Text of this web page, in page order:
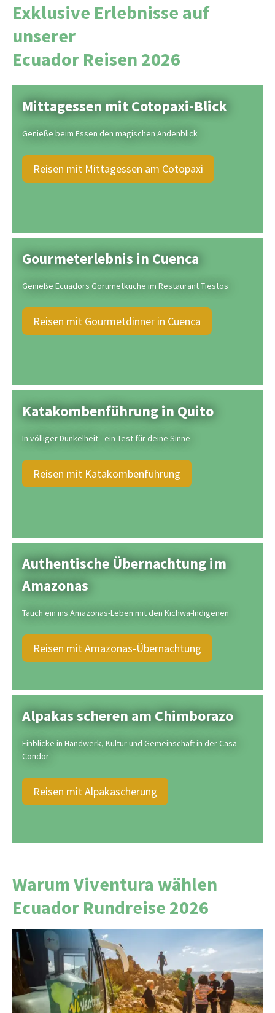
Exklusive Erlebnisse auf
unserer
Ecuador Reisen 2026
Mittagessen mit Cotopaxi-Blick
Genieße beim Essen den magischen Andenblick
Reisen mit Mittagessen am Cotopaxi
Gourmeterlebnis in Cuenca
Genieße Ecuadors Gorumetküche im Restaurant Tiestos
Reisen mit Gourmetdinner in Cuenca
Katakombenführung in Quito
In völliger Dunkelheit - ein Test für deine Sinne
Reisen mit Katakombenführung
Authentische Übernachtung im
Amazonas
Tauch ein ins Amazonas-Leben mit den Kichwa-Indigenen
Reisen mit Amazonas-Übernachtung
Alpakas scheren am Chimborazo
Einblicke in Handwerk, Kultur und Gemeinschaft in der Casa
Condor
Reisen mit Alpakascherung
Warum Viventura wählen
Ecuador Rundreise 2026
Seit über 25 Jahren lassen wir Südamerika-
Träume Wirklichkeit werden mit Herz, Erfahrung
und echter Leidenschaft. Wir organisieren jede
Reise selbstohne Zwischenhändlerund können